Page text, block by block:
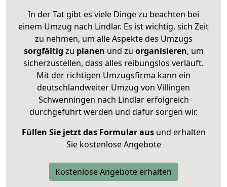
In der Tat gibt es viele Dinge zu beachten bei
einem Umzug nach Lindlar. Es ist wichtig, sich Zeit
zu nehmen, um alle Aspekte des Umzugs
sorgfältig zu planen und zu organisieren, um
sicherzustellen, dass alles reibungslos verläuft.
Mit der richtigen Umzugsfirma kann ein
deutschlandweiter Umzug von Villingen
Schwenningen nach Lindlar erfolgreich
durchgeführt werden und dafür sorgen wir.
Füllen Sie jetzt das Formular ausund erhalten
Sie kostenlose Angebote
Kostenlose Angebote erhalten